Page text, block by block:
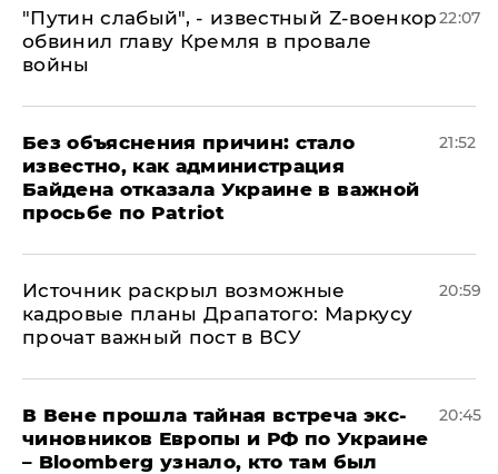
​"Путин слабый", - известный Z-военкор
обвинил главу Кремля в провале
войны
22:07
Без объяснения причин: стало
известно, как администрация
Байдена отказала Украине в важной
просьбе по Patriot
21:52
​Источник раскрыл возможные
кадровые планы Драпатого: Маркусу
прочат важный пост в ВСУ
20:59
В Вене прошла тайная встреча экс-
чиновников Европы и РФ по Украине
– Bloomberg узнало, кто там был
20:45